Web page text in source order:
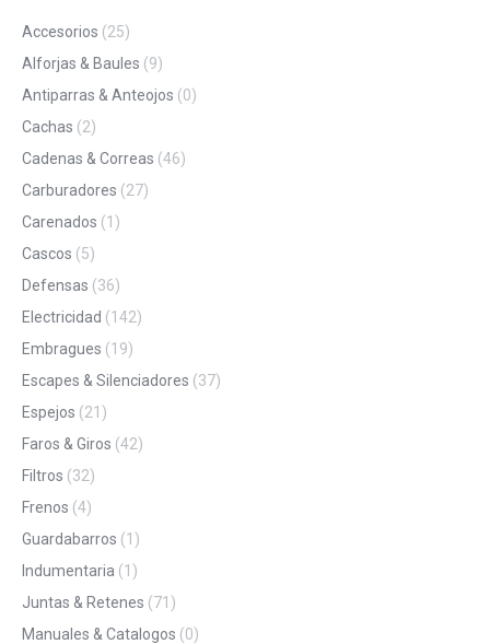
Accesorios (25)
Alforjas & Baules (9)
Antiparras & Anteojos (0)
Cachas (2)
Cadenas & Correas (46)
Carburadores (27)
Carenados (1)
Cascos (5)
Defensas (36)
Electricidad (142)
Embragues (19)
Escapes & Silenciadores (37)
Espejos (21)
Faros & Giros (42)
Filtros (32)
Frenos (4)
Guardabarros (1)
Indumentaria (1)
Juntas & Retenes (71)
Manuales & Catalogos (0)